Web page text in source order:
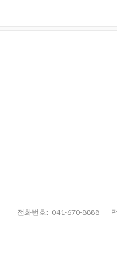
전화번호: 041-670-8888